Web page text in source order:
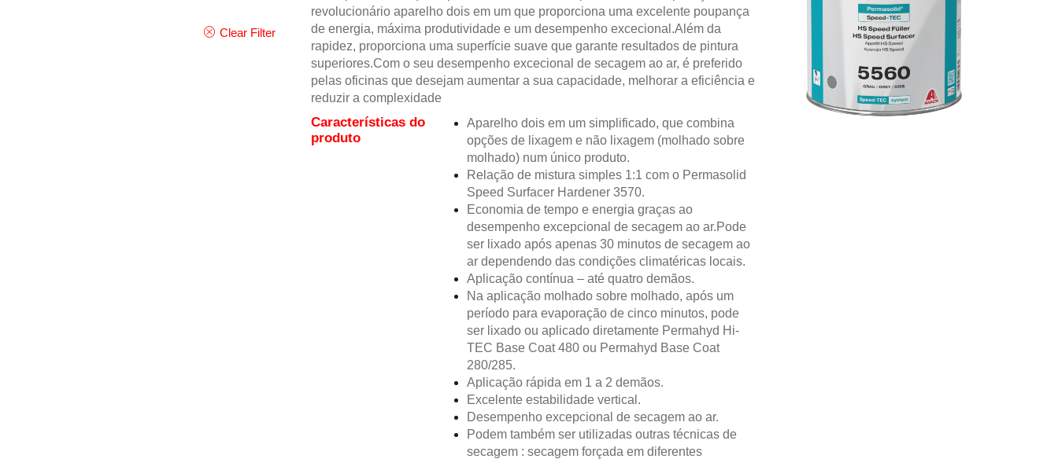
Clear Filter
revolucionário aparelho dois em um que proporciona uma excelente poupança
de energia, máxima produtividade e um desempenho excecional.Além da
rapidez, proporciona uma superfície suave que garante resultados de pintura
superiores.Com o seu desempenho excecional de secagem ao ar, é preferido
pelas oficinas que desejam aumentar a sua capacidade, melhorar a eficiência e
reduzir a complexidade
Características do
produto
Aparelho dois em um simplificado, que combina
opções de lixagem e não lixagem (molhado sobre
molhado) num único produto.
Relação de mistura simples 1:1 com o Permasolid
Speed Surfacer Hardener 3570.
Economia de tempo e energia graças ao
desempenho excepcional de secagem ao ar.Pode
ser lixado após apenas 30 minutos de secagem ao
ar dependendo das condições climatéricas locais.
Aplicação contínua – até quatro demãos.
Na aplicação molhado sobre molhado, após um
período para evaporação de cinco minutos, pode
ser lixado ou aplicado diretamente Permahyd Hi-
TEC Base Coat 480 ou Permahyd Base Coat
280/285.
Aplicação rápida em 1 a 2 demãos.
Excelente estabilidade vertical.
Desempenho excepcional de secagem ao ar.
Podem também ser utilizadas outras técnicas de
secagem : secagem forçada em diferentes